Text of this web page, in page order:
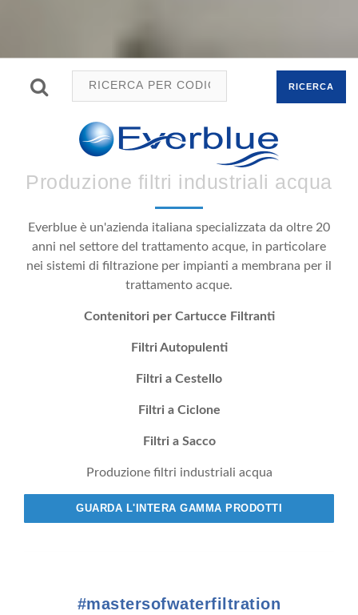
RICERCA
Produzione filtri industriali acqua
Everblue è un'azienda italiana specializzata da oltre 20
anni nel settore del trattamento acque, in particolare
nei sistemi di filtrazione per impianti a membrana per il
trattamento acque.
Contenitori per Cartucce Filtranti
Filtri Autopulenti
Filtri a Cestello
Filtri a Ciclone
Filtri a Sacco
Produzione filtri industriali acqua
GUARDA L'INTERA GAMMA PRODOTTI
#mastersofwaterfiltration